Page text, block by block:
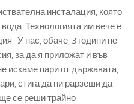
инсталация, която
Технологията им вече е
У нас, обаче, 3 години не
за да я приложат и във
искаме пари от държавата,
стига да ни рарзеши да
се реши трайно